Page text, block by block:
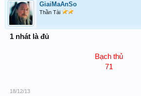
GiaiMaAnSo
Thần Tài
1 nhát là đủ
Bạch thủ
71
18/12/13